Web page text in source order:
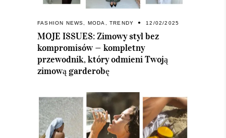
FASHION NEWS MODA ,TRENDY 12/02/2025
MOJE ISSUES: Zimowy styl bez
kompromisów — kompletny
przewodnik, który odmieni Twoją
zimową garderobę